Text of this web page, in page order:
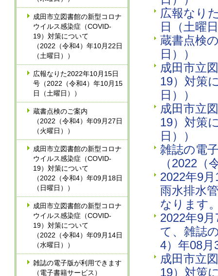
成田市立図書館の新型コロナ
ウイルス感染症（COVID-
19）対策について
（2022（令和4）年10月22日
（土曜日））
広報なりた2022年10月15日
号（2022（令和4）年10月15
日（土曜日））
蔵書点検のご案内
（2022（令和4）年09月27日
（火曜日））
成田市立図書館の新型コロナ
ウイルス感染症（COVID-
19）対策について
（2022（令和4）年09月18日
（日曜日））
成田市立図書館の新型コロナ
ウイルス感染症（COVID-
19）対策について
（2022（令和4）年09月14日
（水曜日））
雑誌の電子版が利用できます
（電子書籍サービス）
広報なり
日（土曜
蔵書点検
日））
成田市立
19）対策
日））
成田市立
19）対策
日））
雑誌の電
（2022（
2022年9
雨水排水
なります
2022年9
て、雑誌
4）年08月
成田市立
19）対策